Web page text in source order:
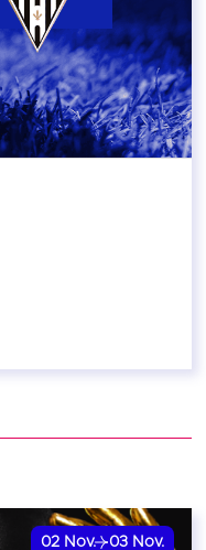
02 Nov. 03 Nov.